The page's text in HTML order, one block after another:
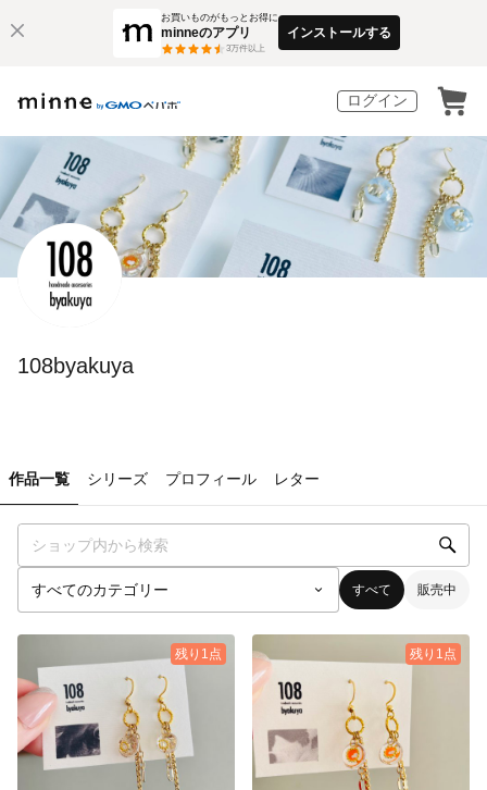
お買いものがもっとお得に
minneのアプリ
3万件以上
インストールする
ログイン
108byakuya
作品一覧 シリーズ プロフィール レター
すべて 販売中
残り1点 残り1点